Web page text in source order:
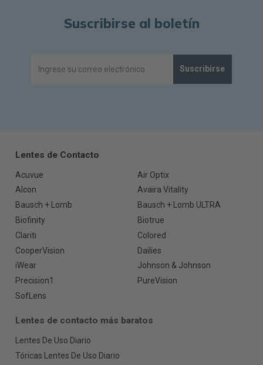
Suscribirse al boletín
Suscribirse
Lentes de Contacto
Acuvue
Air Optix
Alcon
Avaira Vitality
Bausch + Lomb
Bausch + Lomb ULTRA
Biofinity
Biotrue
Clariti
Colored
CooperVision
Dailies
iWear
Johnson & Johnson
Precision1
PureVision
SofLens
Lentes de contacto más baratos
Lentes De Uso Diario
Tóricas Lentes De Uso Diario